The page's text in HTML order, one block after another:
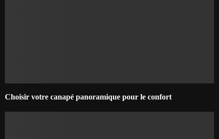
Choisir votre canapé panoramique pour le confort